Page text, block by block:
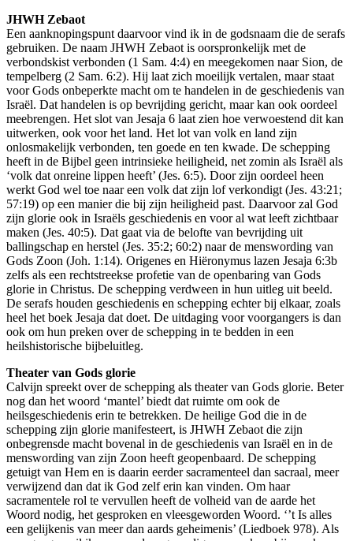
JHWH Zebaot
Een aanknopingspunt daarvoor vind ik in de godsnaam die de serafs
gebruiken. De naam JHWH Zebaot is oorspronkelijk met de
verbondskist verbonden (1 Sam. 4:4) en meegekomen naar Sion, de
tempelberg (2 Sam. 6:2). Hij laat zich moeilijk vertalen, maar staat
voor Gods onbeperkte macht om te handelen in de geschiedenis van
Israël. Dat handelen is op bevrijding gericht, maar kan ook oordeel
meebrengen. Het slot van Jesaja 6 laat zien hoe verwoestend dit kan
uitwerken, ook voor het land. Het lot van volk en land zijn
onlosmakelijk verbonden, ten goede en ten kwade. De schepping
heeft in de Bijbel geen intrinsieke heiligheid, net zomin als Israël als
‘volk dat onreine lippen heeft’ (Jes. 6:5). Door zijn oordeel heen
werkt God wel toe naar een volk dat zijn lof verkondigt (Jes. 43:21;
57:19) op een manier die bij zijn heiligheid past. Daarvoor zal God
zijn glorie ook in Israëls geschiedenis en voor al wat leeft zichtbaar
maken (Jes. 40:5). Dat gaat via de belofte van bevrijding uit
ballingschap en herstel (Jes. 35:2; 60:2) naar de menswording van
Gods Zoon (Joh. 1:14). Origenes en Hiëronymus lazen Jesaja 6:3b
zelfs als een rechtstreekse profetie van de openbaring van Gods
glorie in Christus. De schepping verdween in hun uitleg uit beeld.
De serafs houden geschiedenis en schepping echter bij elkaar, zoals
heel het boek Jesaja dat doet. De uitdaging voor voorgangers is dan
ook om hun preken over de schepping in te bedden in een
heilshistorische bijbeluitleg.
Theater van Gods glorie
Calvijn spreekt over de schepping als theater van Gods glorie. Beter
nog dan het woord ‘mantel’ biedt dat ruimte om ook de
heilsgeschiedenis erin te betrekken. De heilige God die in de
schepping zijn glorie manifesteert, is JHWH Zebaot die zijn
onbegrensde macht bovenal in de geschiedenis van Israël en in de
menswording van zijn Zoon heeft geopenbaard. De schepping
getuigt van Hem en is daarin eerder sacramenteel dan sacraal, meer
verwijzend dan dat ik God zelf erin kan vinden. Om haar
sacramentele rol te vervullen heeft de volheid van de aarde het
Woord nodig, het gesproken en vleesgeworden Woord. ‘’t Is alles
een gelijkenis van meer dan aards geheimenis’ (Liedboek 978). Als